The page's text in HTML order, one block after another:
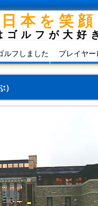
本を笑顔
ゴルフが大好
ルフしました プレイヤー
）